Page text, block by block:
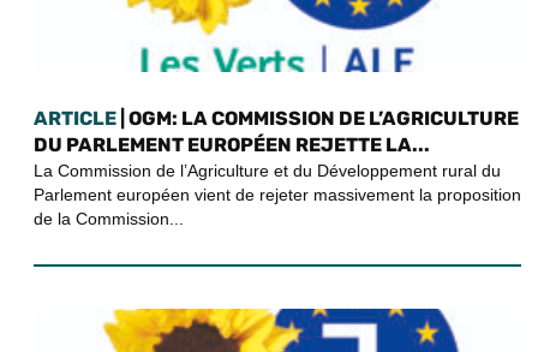
ARTICLE | OGM: LA COMMISSION DE L’AGRICULTURE
DU PARLEMENT EUROPÉEN REJETTE LA...
La Commission de l’Agriculture et du Développement rural du
Parlement européen vient de rejeter massivement la proposition
de la Commission...